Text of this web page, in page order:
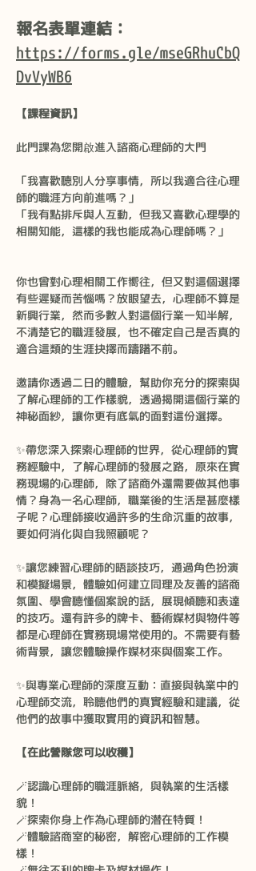
報名表單連結：
https://forms.gle/mseGRhuCbQ
DvVyWB6
【課程資訊】
此門課為您開啟進入諮商心理師的大門
「我喜歡聽別人分享事情，所以我適合往心理
師的職涯方向前進嗎？」
「我有點排斥與人互動，但我又喜歡心理學的
相關知能，這樣的我也能成為心理師嗎？」
你也曾對心理相關工作嚮往，但又對這個選擇
有些遲疑而苦惱嗎？放眼望去，心理師不算是
新興行業，然而多數人對這個行業一知半解，
不清楚它的職涯發展，也不確定自己是否真的
適合這類的生涯抉擇而躊躇不前。
邀請你透過二日的體驗，幫助你充分的探索與
了解心理師的工作樣貌，透過揭開這個行業的
神秘面紗，讓你更有底氣的面對這份選擇。
✨帶您深入探索心理師的世界，從心理師的實
務經驗中，了解心理師的發展之路，原來在實
務現場的心理師，除了諮商外還需要做其他事
情？身為一名心理師，職業後的生活是甚麼樣
子呢？心理師接收過許多的生命沉重的故事，
要如何消化與自我照顧呢？
✨讓您練習心理師的晤談技巧，通過角色扮演
和模擬場景，體驗如何建立同理及友善的諮商
氛圍、學會聽懂個案說的話，展現傾聽和表達
的技巧。還有許多的牌卡、藝術媒材與物件等
都是心理師在實務現場常使用的。不需要有藝
術背景，讓您體驗操作媒材來與個案工作。
✨與專業心理師的深度互動：直接與執業中的
心理師交流，聆聽他們的真實經驗和建議，從
他們的故事中獲取實用的資訊和智慧。
【在此營隊您可以收穫】
🪄認識心理師的職涯脈絡，與執業的生活樣
貌！
🪄探索你身上作為心理師的潛在特質！
🪄體驗諮商室的秘密，解密心理師的工作模
樣！